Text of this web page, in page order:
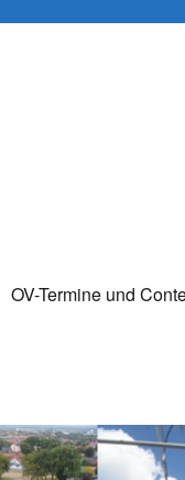
OV-Termine und